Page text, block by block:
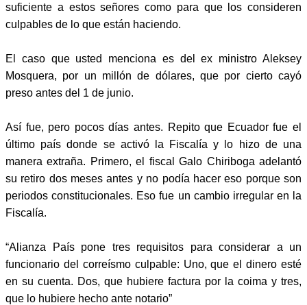
suficiente a estos señores como para que los consideren
culpables de lo que están haciendo.
El caso que usted menciona es del ex ministro Aleksey
Mosquera, por un millón de dólares, que por cierto cayó
preso antes del 1 de junio.
Así fue, pero pocos días antes. Repito que Ecuador fue el
último país donde se activó la Fiscalía y lo hizo de una
manera extraña. Primero, el fiscal Galo Chiriboga adelantó
su retiro dos meses antes y no podía hacer eso porque son
periodos constitucionales. Eso fue un cambio irregular en la
Fiscalía.
“Alianza País pone tres requisitos para considerar a un
funcionario del correísmo culpable: Uno, que el dinero esté
en su cuenta. Dos, que hubiere factura por la coima y tres,
que lo hubiere hecho ante notario”